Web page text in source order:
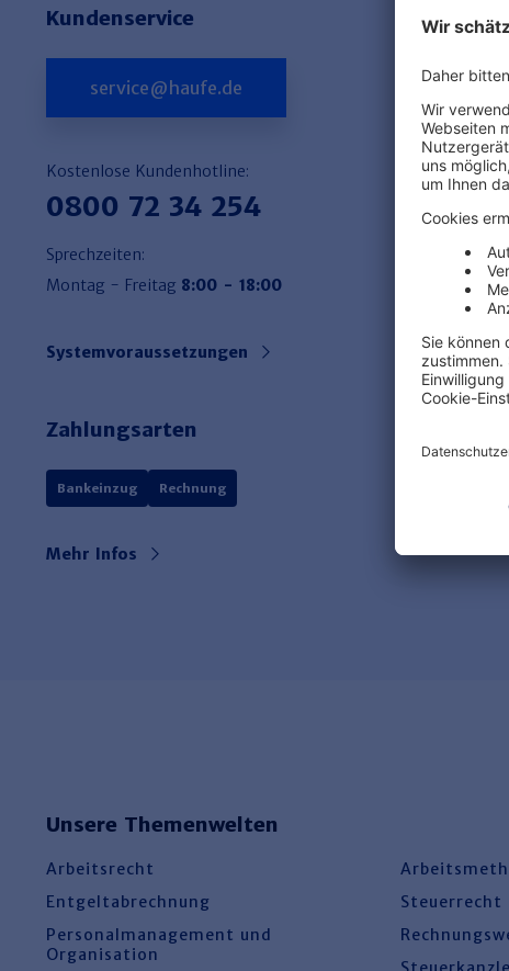
Kundenservice
service@haufe.de
Kostenlose Kundenhotline:
0800 72 34 254
Sprechzeiten:
Montag - Freitag 8:00 - 18:00
Systemvoraussetzungen
Zahlungsarten
Bankeinzug Rechnung
Mehr Infos
Unsere Themenwelten
Arbeitsrecht
Entgeltabrechnung
Personalmanagement und
Organisation
Steuerrecht